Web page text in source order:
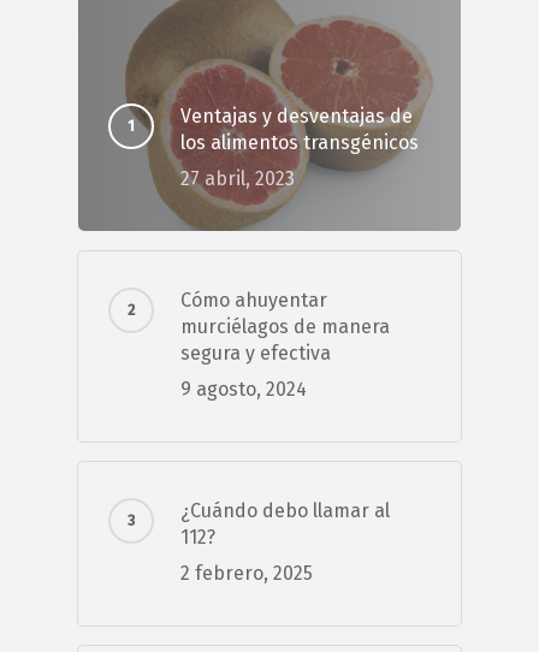
Ventajas y desventajas de
los alimentos transgénicos
27 abril, 2023
Cómo ahuyentar
murciélagos de manera
segura y efectiva
9 agosto, 2024
¿Cuándo debo llamar al
112?
2 febrero, 2025